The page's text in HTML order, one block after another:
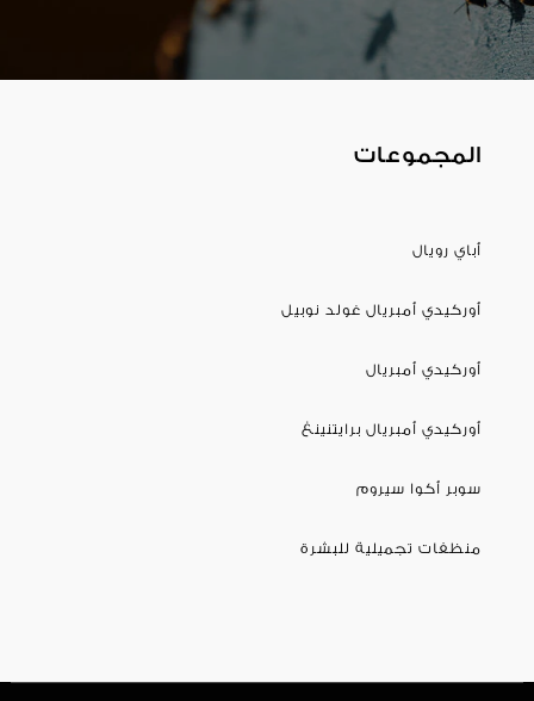
المجموعات
أباي رويال
أوركيدي أمبريال غولد نوبيل
أوركيدي أمبريال
أوركيدي أمبريال برايتنينغ
سوبر أكوا سيروم
منظفات تجميلية للبشرة